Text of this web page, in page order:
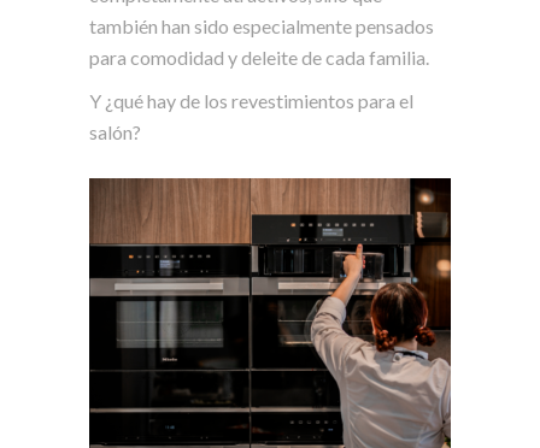
también han sido especialmente pensados
para comodidad y deleite de cada familia.
Y ¿qué hay de los revestimientos para el
salón?